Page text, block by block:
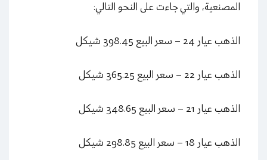
المصنعية، والتي جاءت على النحو التالي:
الذهب عيار 24 – سعر البيع 398.45 شيكل
الذهب عيار 22 – سعر البيع 365.25 شيكل
الذهب عيار 21 – سعر البيع 348.65 شيكل
الذهب عيار 18 – سعر البيع 298.85 شيكل